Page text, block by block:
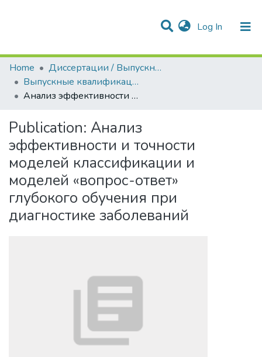
Log In (current)
Communities & Collections
Statistics
All of DSpace
Home
Диссертации / Выпускные квалификационные работы
Выпускные квалификационные работы
Анализ эффективности и точности моделей классификации и моделей «вопрос-ответ» глубокого обучения при диагностике заболеваний
Publication: Анализ
эффективности и точности
моделей классификации и
моделей «вопрос-ответ»
глубокого обучения при
диагностике заболеваний